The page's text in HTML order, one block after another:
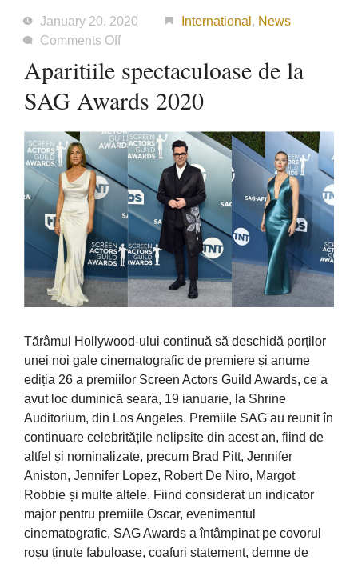
January 20, 2020 International , News
Comments Offon
spectaculoase
de
SAG
Awards
2020
Aparitiile spectaculoase de la
SAG Awards 2020
Tărâmul Hollywood-ului continuă să deschidă porților
unei noi gale cinematografic de premiere și anume
ediția 26 a premiilor Screen Actors Guild Awards, ce a
avut loc duminică seara, 19 ianuarie, la Shrine
Auditorium, din Los Angeles. Premiile SAG au reunit în
continuare celebritățile nelipsite din acest an, fiind de
altfel și nominalizate, precum Brad Pitt, Jennifer
Aniston, Jennifer Lopez, Robert De Niro, Margot
Robbie și multe altele. Fiind considerat un indicator
major pentru premiile Oscar, evenimentul
cinematografic, SAG Awards a întâmpinat pe covorul
roșu ținute fabuloase, coafuri statement, demne de